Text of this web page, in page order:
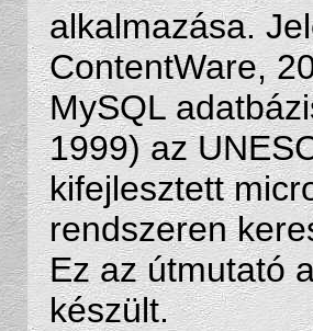
alkalmazása.
ContentWare,
MySQL
1999) az
kifejlesztett
rendszeren
Ez az útmutató
készült.